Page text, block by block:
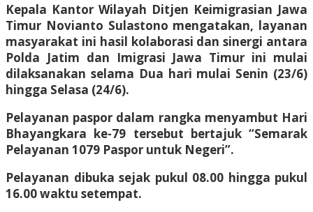
Kepala Kantor Wilayah Ditjen Keimigrasian Jawa
Timur Novianto Sulastono mengatakan, layanan
masyarakat ini hasil kolaborasi dan sinergi antara
Polda Jatim dan Imigrasi Jawa Timur ini mulai
dilaksanakan selama Dua hari mulai Senin (23/6)
hingga Selasa (24/6).
Pelayanan paspor dalam rangka menyambut Hari
Bhayangkara ke-79 tersebut bertajuk “Semarak
Pelayanan 1079 Paspor untuk Negeri”.
Pelayanan dibuka sejak pukul 08.00 hingga pukul
16.00 waktu setempat.